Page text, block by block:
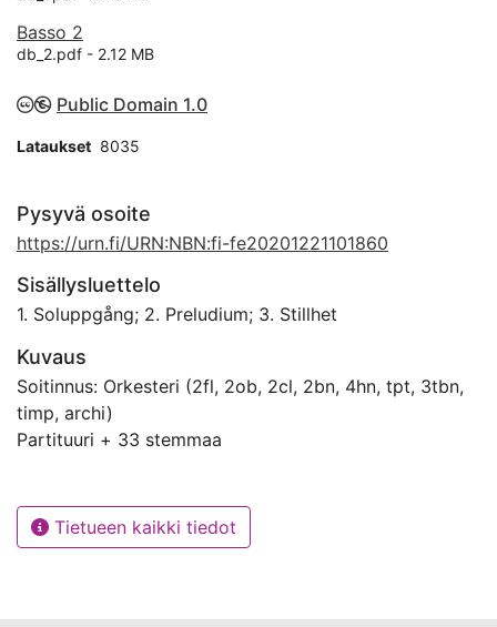
Basso 2
db_2.pdf - 2.12 MB
Public Domain 1.0
Lataukset 8035
Pysyvä osoite
https://urn.fi/URN:NBN:fi-fe20201221101860
Sisällysluettelo
1. Soluppgång; 2. Preludium; 3. Stillhet
Kuvaus
Soitinnus: Orkesteri (2fl, 2ob, 2cl, 2bn, 4hn, tpt, 3tbn,
timp, archi)
Partituuri + 33 stemmaa
Tietueen kaikki tiedot